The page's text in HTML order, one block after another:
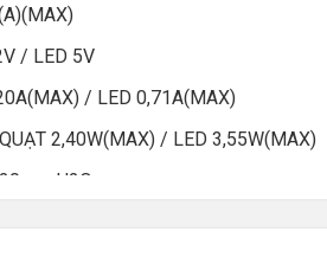
/ LED 5V
/ LED 0,71A(MAX)
2,40W(MAX) / LED 3,55W(MAX)
mmH2O
3PIN